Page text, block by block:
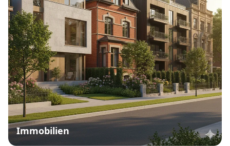
Immobilien